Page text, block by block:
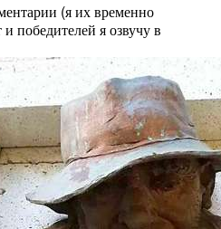
(я их временно
победителей я озвучу в